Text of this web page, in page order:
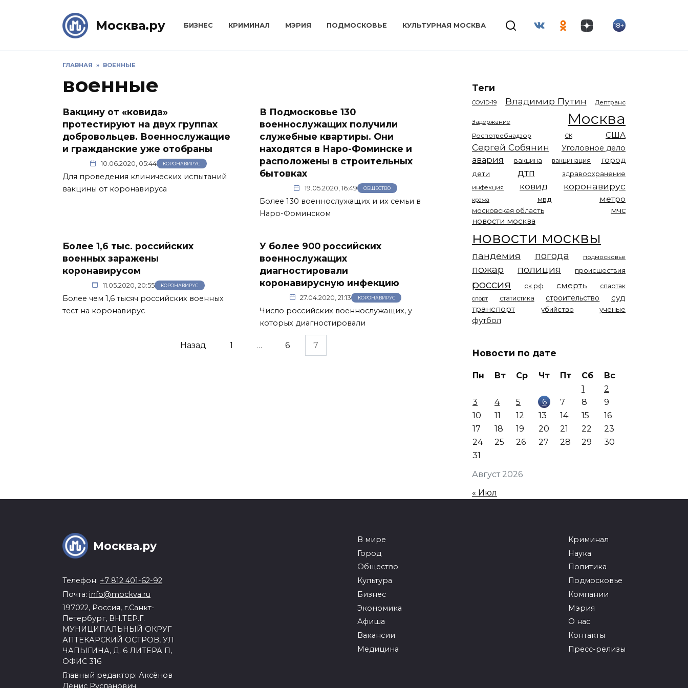
Москва.ру БИЗНЕС КРИМИНАЛ МЭРИЯ ПОДМОСКОВЬЕ КУЛЬТУРНАЯ МОСКВА 18+
ГЛАВНАЯ » ВОЕННЫЕ
военные
Вакцину от «ковида»
протестируют на двух группах
добровольцев. Военнослужащие
и гражданские уже отобраны
10.06.2020, 05:44 КОРОНАВИРУС
Для проведения клинических испытаний
вакцины от коронавируса
В Подмосковье 130
военнослужащих получили
служебные квартиры. Они
находятся в Наро-Фоминске и
расположены в строительных
бытовках
19.05.2020, 16:49 ОБЩЕСТВО
Более 130 военнослужащих и их семьи в
Наро-Фоминском
Более 1,6 тыс. российских
военных заражены
коронавирусом
11.05.2020, 20:55 КОРОНАВИРУС
Более чем 1,6 тысяч российских военных
тест на коронавирус
У более 900 российских
военнослужащих
диагностировали
коронавирусную инфекцию
27.04.2020, 21:13 КОРОНАВИРУС
Число российских военнослужащих, у
которых диагностировали
Назад 1 … 6 7
Теги
COVID-19 Владимир Путин Дептранс
Задержание Москва
Роспотребнадзор СК США
Сергей Собянин Уголовное дело
авария вакцина вакцинация город
дети дтп здравоохранение
инфекция ковид коронавирус
кража мвд метро
московская область
мчс
новости москва
новости москвы
пандемия погода подмосковье
пожар полиция происшествия
россия ск рф смерть спартак
спорт статистика строительство
суд
транспорт
убийство ученые
футбол
Новости по дате
Август 2026
Пн Вт Ср Чт Пт Сб
Вс
1
2
3
4 5 6 7 8
9
10
11 12 13 14 15
16
17
18 19 20 21 22
23
24
25 26 27 28 29
30
31
« Июл
Москва.ру
Телефон: +7 812 401-62-92
Почта: info@mockva.ru
197022, Россия, г.Санкт-
Петербург, ВН.ТЕР.Г.
МУНИЦИПАЛЬНЫЙ ОКРУГ
АПТЕКАРСКИЙ ОСТРОВ, УЛ
ЧАПЫГИНА, Д. 6 ЛИТЕРА П,
ОФИС 316
Главный редактор: Аксёнов
Денис Русланович
В мире
Город
Общество
Культура
Бизнес
Экономика
Афиша
Вакансии
Медицина
Криминал
Наука
Политика
Подмосковье
Компании
Мэрия
О нас
Контакты
Пресс-релизы